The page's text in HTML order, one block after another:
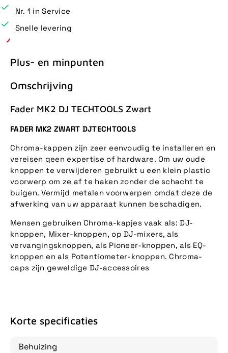
Nr. 1 in Service
Snelle levering
Plus- en minpunten
Omschrijving
Fader MK2 DJ TECHTOOLS Zwart
FADER MK2 ZWART DJTECHTOOLS
Chroma-kappen zijn zeer eenvoudig te installeren en
vereisen geen expertise of hardware. Om uw oude
knoppen te verwijderen gebruikt u een klein plastic
voorwerp om ze af te haken zonder de schacht te
buigen. Vermijd metalen voorwerpen omdat deze de
afwerking van uw apparaat kunnen beschadigen.
Mensen gebruiken Chroma-kapjes vaak als: DJ-
knoppen, Mixer-knoppen, op DJ-mixers, als
vervangingsknoppen, als Pioneer-knoppen, als EQ-
knoppen en als Potentiometer-knoppen. Chroma-
caps zijn geweldige DJ-accessoires
Korte specificaties
Behuizing